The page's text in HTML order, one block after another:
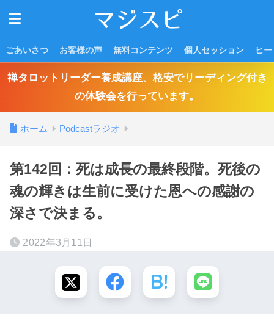
ごあいさつ お客様の声 無料コンテンツ 個人セッション ヒ
禅タロットリーダー養成講座、格安でリーディング付き
の体験会を行っています。
ホーム Podcastラジオ
第142回：死は成長の最終段階。死後の
魂の輝きは生前に受けた恩への感謝の
深さで決まる。
2022年3月11日